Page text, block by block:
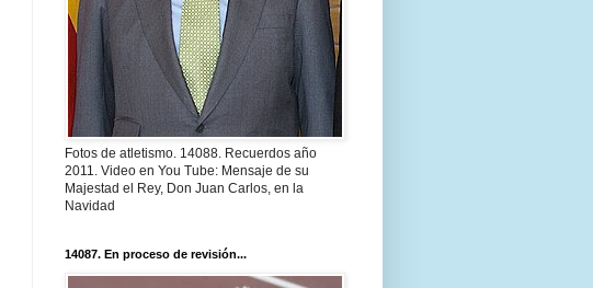
Fotos de atletismo. 14088. Recuerdos año
2011. Video en You Tube: Mensaje de su
Majestad el Rey, Don Juan Carlos, en la
Navidad
14087. En proceso de revisión...